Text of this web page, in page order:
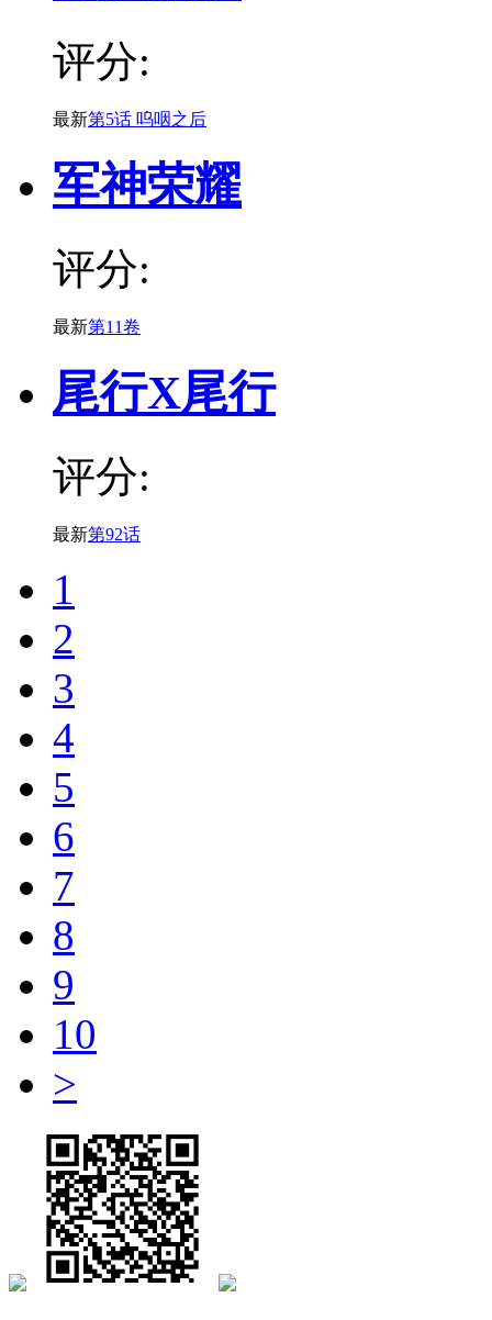
评分:
最新第5话 呜咽之后
军神荣耀
评分:
最新第11卷
尾行X尾行
评分:
最新第92话
1
2
3
4
5
6
7
8
9
10
>